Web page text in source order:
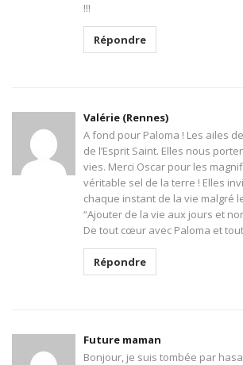
!!!
Répondre
Valérie (Rennes)
A fond pour Paloma ! Les ailes
de l’Esprit Saint. Elles nous
vies. Merci Oscar pour les
véritable sel de la terre ! Elles
chaque instant de la vie malgré
“Ajouter de la vie aux jours et
De tout cœur avec Paloma et
Répondre
Future maman
Bonjour, je suis tombée par